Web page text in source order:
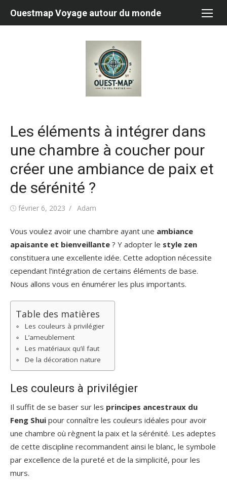
Ouestmap Voyage autour du monde
Les éléments à intégrer dans
une chambre à coucher pour
créer une ambiance de paix et
de sérénité ?
Publié
février 6, 2023 Auteur/autrice
Adam
Vous voulez avoir une chambre ayant une ambiance
apaisante et bienveillante ? Y adopter le style zen
constituera une excellente idée. Cette adoption nécessite
cependant l’intégration de certains éléments de base.
Nous allons vous en énumérer les plus importants.
Table des matières
Les couleurs à privilégier
L’ameublement
Les matériaux qu’il faut
De la décoration nature
Les couleurs à privilégier
Il suffit de se baser sur les principes ancestraux du
Feng Shui pour connaître les couleurs idéales pour avoir
une chambre où règnent la paix et la sérénité. Les adeptes
de cette discipline recommandent ainsi le blanc, le symbole
par excellence de la pureté et de la simplicité, pour les
murs.